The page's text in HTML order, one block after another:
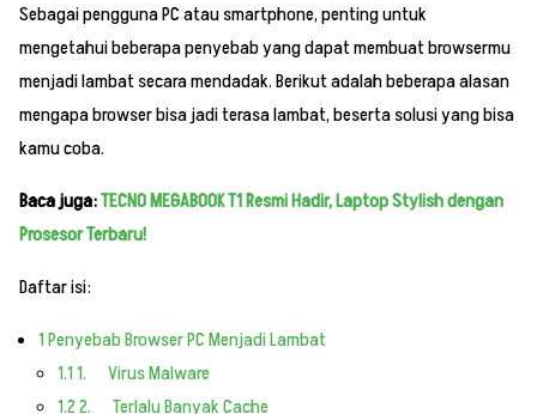
Sebagai pengguna PC atau smartphone, penting untuk
mengetahui beberapa penyebab yang dapat membuat browsermu
menjadi lambat secara mendadak. Berikut adalah beberapa alasan
mengapa browser bisa jadi terasa lambat, beserta solusi yang bisa
kamu coba.
Baca juga:TECNO MEGABOOK T1 Resmi Hadir, Laptop Stylish dengan
Prosesor Terbaru!
Daftar isi:
1Penyebab Browser PC Menjadi Lambat
1.11. Virus Malware
1.22. Terlalu Banyak Cache